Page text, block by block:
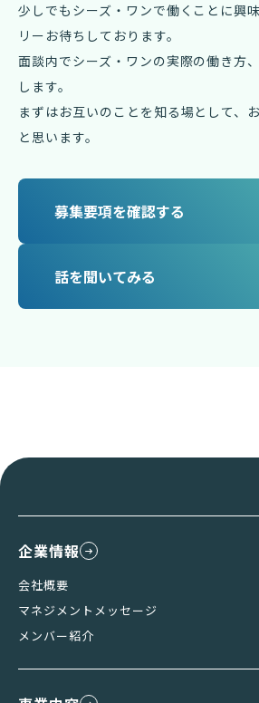
少しでもシーズ・ワンで働くことに興
リーお待ちしております。
面談内でシーズ・ワンの実際の働き方
します。
まずはお互いのことを知る場として、
と思います。
募集要項を確認する
話を聞いてみる
企業情報
会社概要
マネジメントメッセージ
メンバー紹介